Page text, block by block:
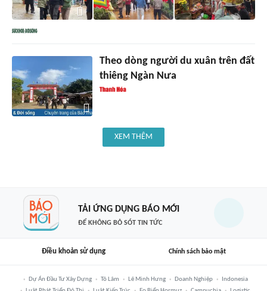
Theo dòng người du xuân trên đất
thiêng Ngàn Nưa
XEM THÊM
TẢI ỨNG DỤNG BÁO MỚI
ĐỂ KHÔNG BỎ SÓT TIN TỨC
Điều khoản sử dụng Chính sách bảo mật
Dự Án Đầu Tư Xây Dựng Tô Lâm Lê Minh Hưng Doanh Nghiệp
Indonesia